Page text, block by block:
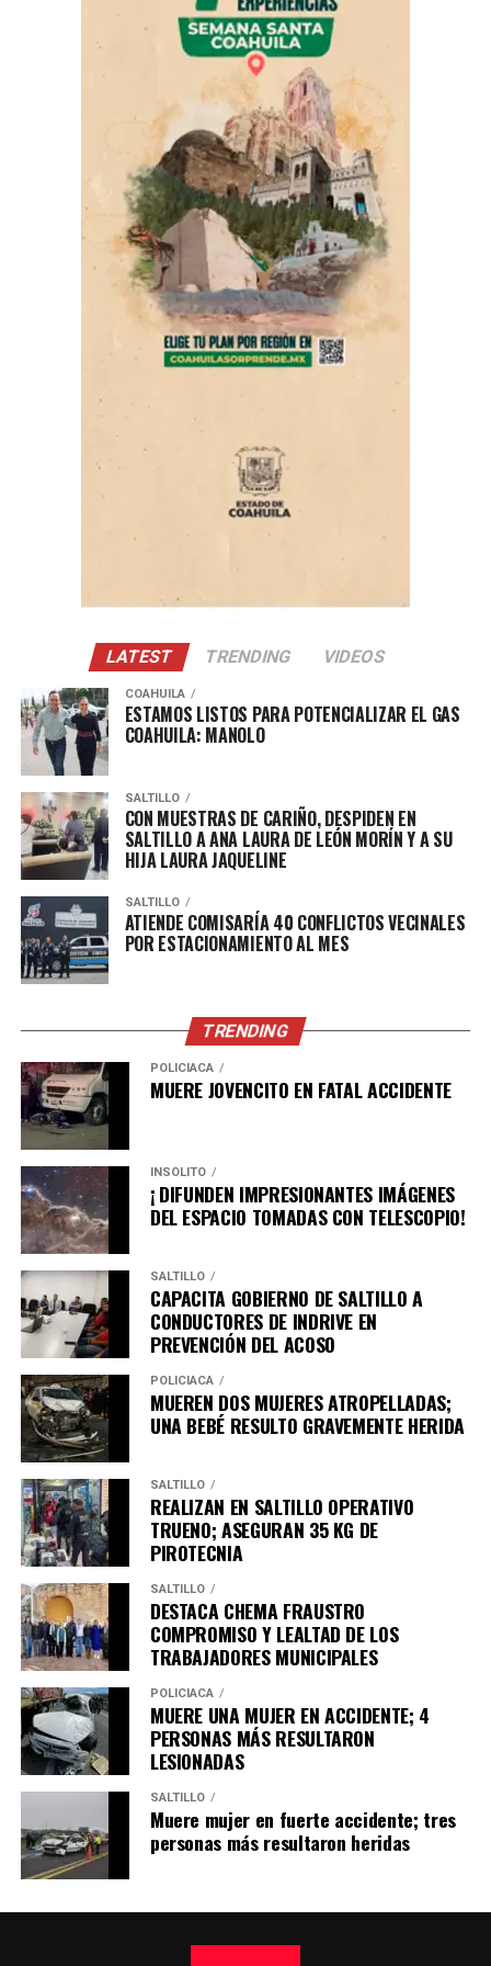
la que reconoció que “las palabras tienen un fuerte
impacto y pueden herir”, aunque insistió en que nunca
tuvo la intención de ofender a las personas de la tercera
Hasta el momento, no existe información oficial sobre
algún procedimiento para separar del cargo legislativo a
Salvatori o a Palomares, pese a que en redes sociales
circularon cuestionamientos al respecto. Tampoco se ha
precisado si el episodio original del podcast
permanecerá disponible en la plataforma de YouTube,
ni si Palomares continuará participando en otros
proyectos junto con Salvatori.
ADVERTISEMENT
Con Información Tomada de EL HERALDO DE SALTILLO
LATEST TRENDING VIDEOS
COAHUILA
ESTAMOS LISTOS PARA POTENCIALIZAR EL GAS
COAHUILA: MANOLO
SALTILLO
CON MUESTRAS DE CARIÑO, DESPIDEN EN
SALTILLO A ANA LAURA DE LEÓN MORÍN Y A SU
HIJA LAURA JAQUELINE
SALTILLO
ATIENDE COMISARÍA 40 CONFLICTOS VECINALES
POR ESTACIONAMIENTO AL MES
TRENDING
POLICÍACA
MUERE JOVENCITO EN FATAL ACCIDENTE
INSÓLITO
¡ DIFUNDEN IMPRESIONANTES IMÁGENES
DEL ESPACIO TOMADAS CON TELESCOPIO!
SALTILLO
CAPACITA GOBIERNO DE SALTILLO A
CONDUCTORES DE INDRIVE EN
PREVENCIÓN DEL ACOSO
POLICÍACA
MUEREN DOS MUJERES ATROPELLADAS;
UNA BEBÉ RESULTO GRAVEMENTE HERIDA
SALTILLO
REALIZAN EN SALTILLO OPERATIVO
TRUENO; ASEGURAN 35 KG DE
PIROTECNIA
SALTILLO
DESTACA CHEMA FRAUSTRO
COMPROMISO Y LEALTAD DE LOS
TRABAJADORES MUNICIPALES
POLICÍACA
MUERE UNA MUJER EN ACCIDENTE; 4
PERSONAS MÁS RESULTARON
LESIONADAS
SALTILLO
Muere mujer en fuerte accidente; tres
personas más resultaron heridas